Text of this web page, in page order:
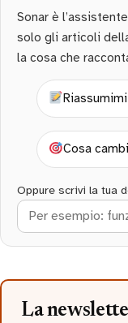
Sonar è
solo gli articoli
la cosa che
Cosa
Oppure scrivi la tua
La